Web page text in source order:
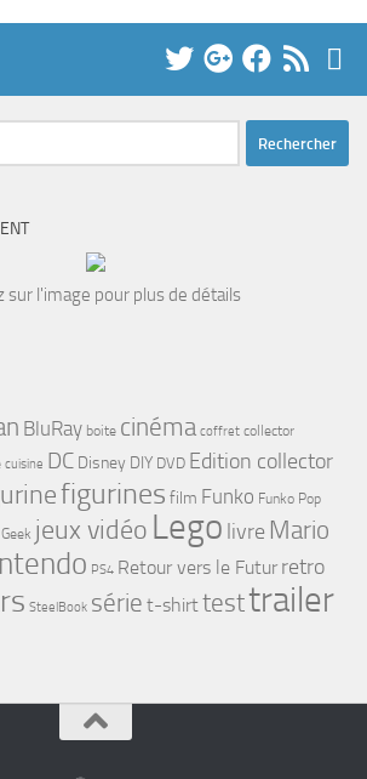
sur l'image pour plus de détails
BluRay boite cinéma coffret collector
cuisine DC Disney DIY DVD Edition collector
figurines film Funko Funko Pop
Geek jeux vidéo Lego livre Mario
PS4 Retour vers le Futur retro
SteelBook série t-shirttesttrailer